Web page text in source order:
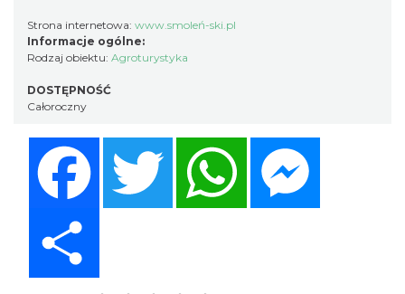
Strona internetowa: www.smoleń-ski.pl
Informacje ogólne:
Rodzaj obiektu: Agroturystyka
DOSTĘPNOŚĆ
Całoroczny
Twitter WhatsApp